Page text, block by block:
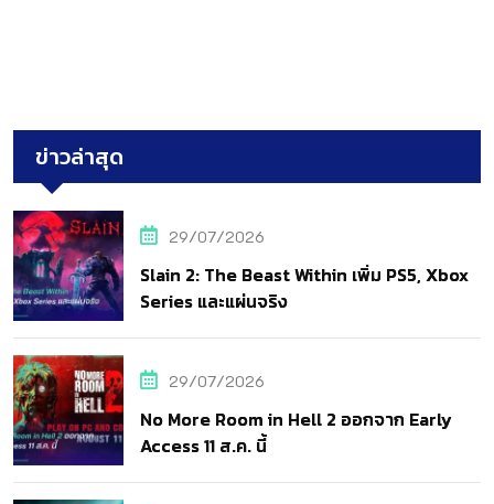
ข่าวล่าสุด
29/07/2026
Slain 2: The Beast Within เพิ่ม PS5, Xbox
Series และแผ่นจริง
29/07/2026
No More Room in Hell 2 ออกจาก Early
Access 11 ส.ค. นี้